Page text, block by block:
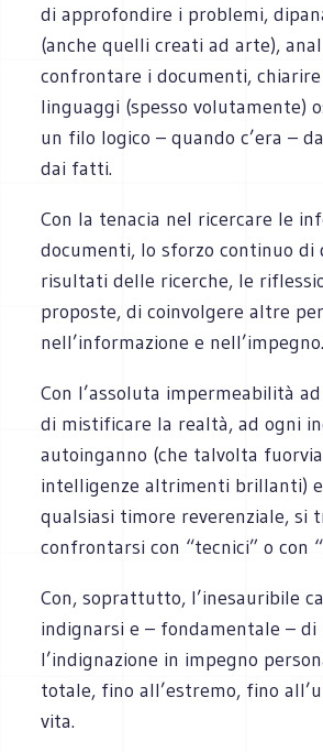
di approfondire i problemi,
(anche quelli creati ad arte),
confrontare i documenti,
linguaggi (spesso volutamente)
un filo logico – quando c’era –
dai fatti.
Con la tenacia nel ricercare le
documenti, lo sforzo continuo di
risultati delle ricerche, le
proposte, di coinvolgere altre
nell’informazione e nell’impegno.
Con l’assoluta impermeabilità
di mistificare la realtà, ad ogni
autoinganno (che talvolta
intelligenze altrimenti brillanti) e
qualsiasi timore reverenziale, si
confrontarsi con “tecnici” o con
Con, soprattutto, l’inesauribile
indignarsi e – fondamentale –
l’indignazione in impegno
totale, fino all’estremo, fino
vita.